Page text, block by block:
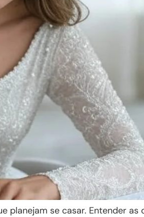
planejam se casar. Entender as